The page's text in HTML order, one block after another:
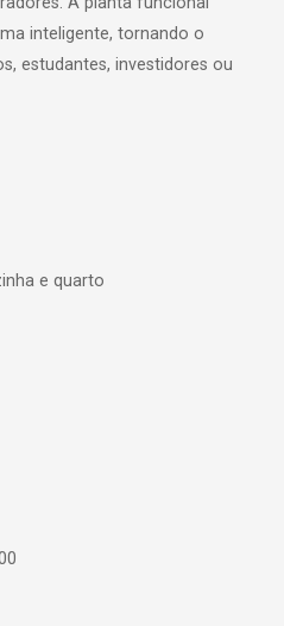
inteligente, tornando o
estudantes, investidores ou
e quarto